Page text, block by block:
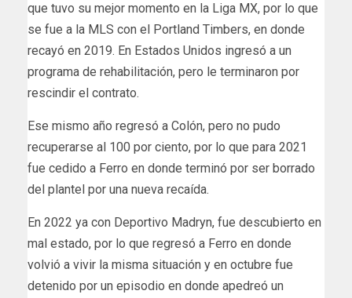
que tuvo su mejor momento en la Liga MX, por lo que
se fue a la MLS con el Portland Timbers, en donde
recayó en 2019. En Estados Unidos ingresó a un
programa de rehabilitación, pero le terminaron por
rescindir el contrato.
Ese mismo año regresó a Colón, pero no pudo
recuperarse al 100 por ciento, por lo que para 2021
fue cedido a Ferro en donde terminó por ser borrado
del plantel por una nueva recaída.
En 2022 ya con Deportivo Madryn, fue descubierto en
mal estado, por lo que regresó a Ferro en donde
volvió a vivir la misma situación y en octubre fue
detenido por un episodio en donde apedreó un